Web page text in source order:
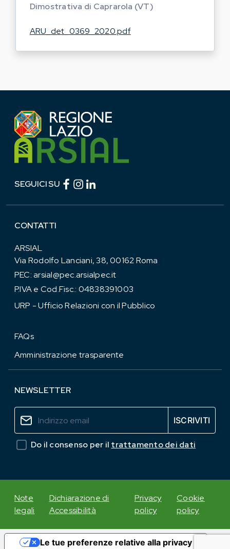
Dimostrativa di Caprarola (VT)
ARU_det_0369_2020.pdf
SEGUICI SU Facebook (link esterno)
Instagram (link esterno)
CONTATTI
ARSIAL
Via Rodolfo Lanciani, 38, 00162 Roma
PEC:arsial@pec.arsialpec.it
P.IVA e Cod.Fisc.: 04838391003
URP - Ufficio Relazioni con il Pubblico
FAQs
Amministrazione trasparente
NEWSLETTER
Do il consenso per il trattamento dei dati
Note
legali
Dichiarazione di
Accessibilità
Privacy
policy
Cookie
policy
Le tue preferenze relative alla privacy